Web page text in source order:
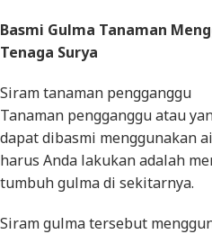
Basmi Gulma Tanaman
Tenaga Surya
Siram tanaman pengganggu
Tanaman pengganggu atau
dapat dibasmi menggunakan
harus Anda lakukan adalah
tumbuh gulma di sekitarnya.
Siram gulma tersebut